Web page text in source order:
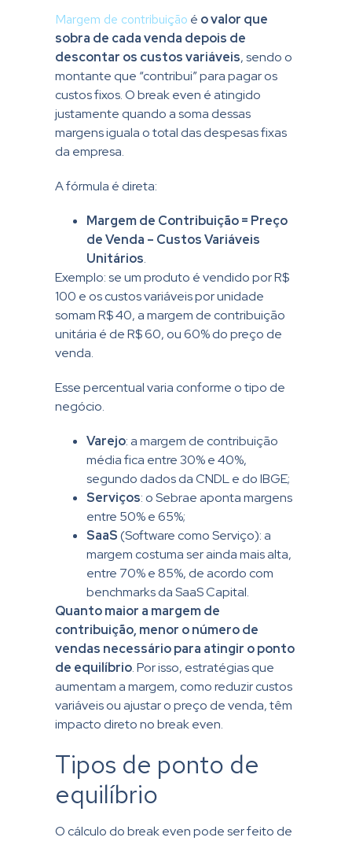
Margem de contribuição é o valor que
sobra de cada venda depois de
descontar os custos variáveis, sendo o
montante que “contribui” para pagar os
custos fixos. O break even é atingido
justamente quando a soma dessas
margens iguala o total das despesas fixas
da empresa.
A fórmula é direta:
Margem de Contribuição = Preço
de Venda – Custos Variáveis
Unitários.
Exemplo: se um produto é vendido por R$
100 e os custos variáveis por unidade
somam R$ 40, a margem de contribuição
unitária é de R$ 60, ou 60% do preço de
venda.
Esse percentual varia conforme o tipo de
negócio.
Varejo: a margem de contribuição
média fica entre 30% e 40%,
segundo dados da CNDL e do IBGE;
Serviços: o Sebrae aponta margens
entre 50% e 65%;
SaaS(Software como Serviço): a
margem costuma ser ainda mais alta,
entre 70% e 85%, de acordo com
benchmarks da SaaS Capital.
Quanto maior a margem de
contribuição, menor o número de
vendas necessário para atingir o ponto
de equilíbrio. Por isso, estratégias que
aumentam a margem, como reduzir custos
variáveis ou ajustar o preço de venda, têm
impacto direto no break even.
Tipos de ponto de
equilíbrio
O cálculo do break even pode ser feito de